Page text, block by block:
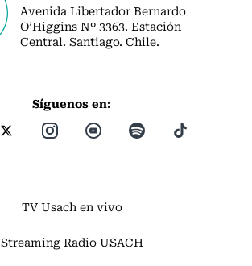
Avenida Libertador Bernardo
O’Higgins Nº 3363. Estación
Central. Santiago. Chile.
Síguenos en:
TV Usach en vivo
Streaming Radio USACH